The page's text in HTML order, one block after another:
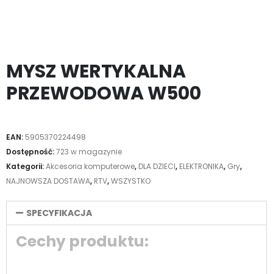
MYSZ WERTYKALNA
PRZEWODOWA W500
EAN: 5905370224498
Dostępność:723 w magazynie
Kategorii:Akcesoria komputerowe, DLA DZIECI, ELEKTRONIKA, Gry,
NAJNOWSZA DOSTAWA, RTV,WSZYSTKO
SPECYFIKACJA
Cechy produktu: